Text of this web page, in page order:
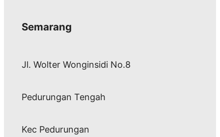
Semarang
Jl. Wolter Wonginsidi No.8
Pedurungan Tengah
Kec Pedurungan